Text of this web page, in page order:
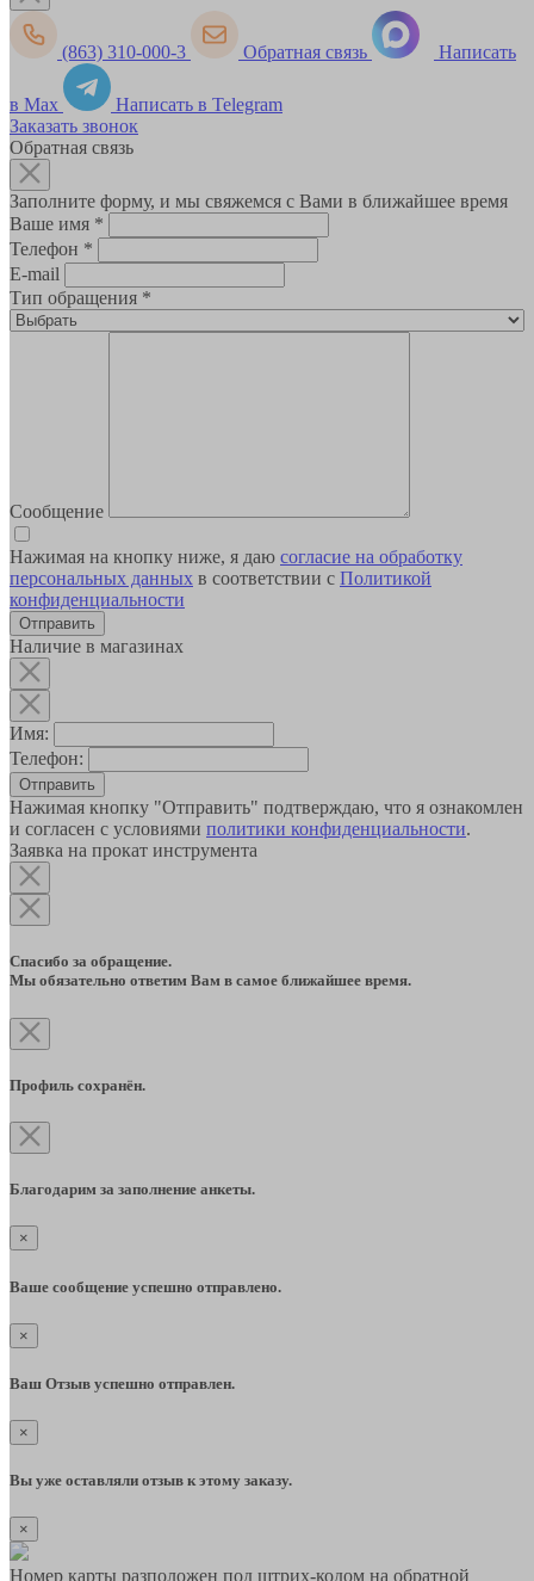
(863) 310-000-3 Обратная связь Написать
в Max
Написать в Telegram
Заказать звонок
Обратная связь
Заполните форму, и мы свяжемся с Вами в ближайшее время
Ваше имя *
Телефон *
E-mail
Тип обращения *
Сообщение
Нажимая на кнопку ниже, я даю согласие на обработку
персональных данных в соответствии с Политикой
конфиденциальности
Наличие в магазинах
Имя:
Телефон:
Отправить
Нажимая кнопку "Отправить" подтверждаю, что я ознакомлен
и согласен с условиями политики конфиденциальности.
Заявка на прокат инструмента
Спасибо за обращение.
Мы обязательно ответим Вам в самое ближайшее время.
Профиль сохранён.
Благодарим за заполнение анкеты.
×
Ваше сообщение успешно отправлено.
×
Ваш Отзыв успешно отправлен.
×
Вы уже оставляли отзыв к этому заказу.
×
Номер карты разположен под штрих-кодом на обратной